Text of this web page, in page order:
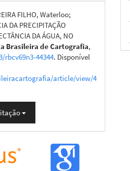
FILHO, Waterloo;
DA PRECIPITAÇÃO
DA ÁGUA, NO
Brasileira de Cartografia,
rbcv69n3-44344. Disponível
article/view/4